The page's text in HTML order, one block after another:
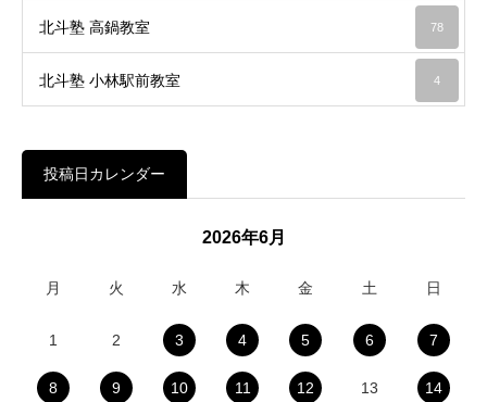
北斗塾 高鍋教室 78
北斗塾 小林駅前教室 4
投稿日カレンダー
2026年6月
月 火 水 木 金 土 日
1 2 3 4 5 6 7
8 9 10 11 12 13 14